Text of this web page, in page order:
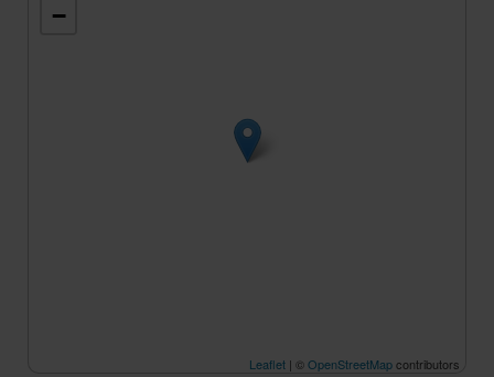
−
Leaflet | ©OpenStreetMapcontributors